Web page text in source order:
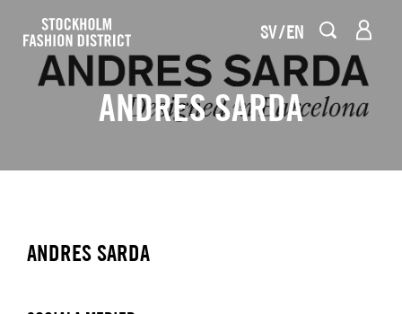
SV EN
ANDRES SARDA
ANDRES SARDA